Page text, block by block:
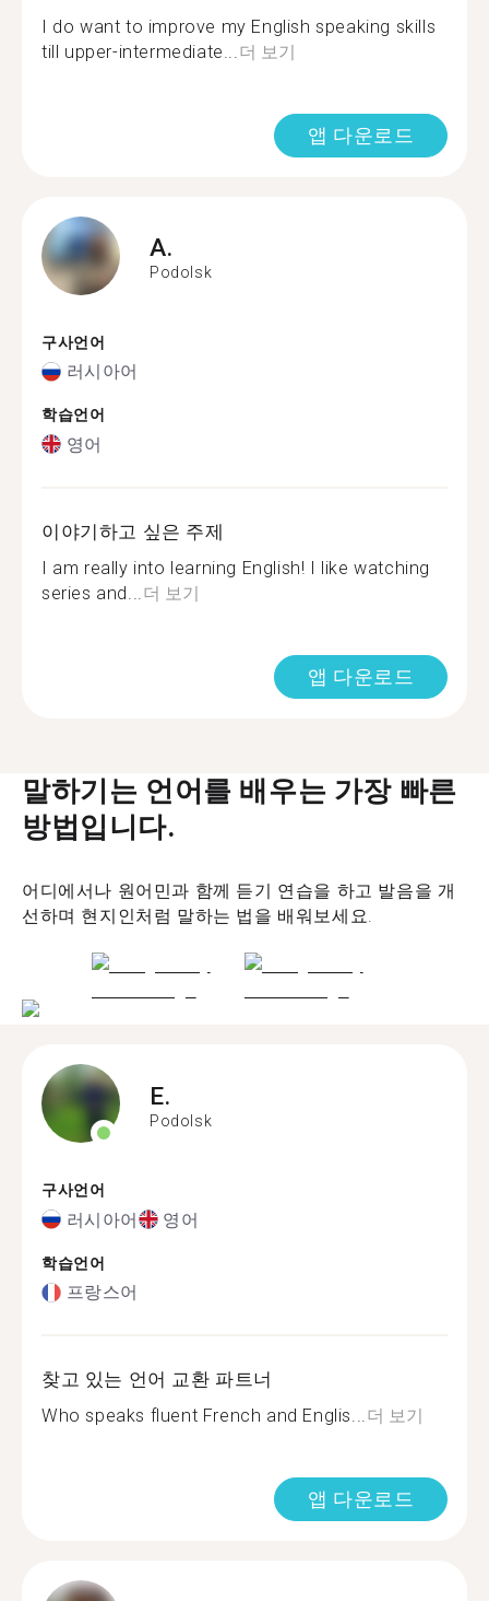
I do want to improve my English speaking skills
till upper-intermediate... 더 보기
앱 다운로드
A.
Podolsk
구사언어
러시아어
학습언어
영어
이야기하고 싶은 주제
I am really into learning English! I like watching
series and... 더 보기
앱 다운로드
말하기는 언어를 배우는 가장 빠른
방법입니다.
어디에서나 원어민과 함께 듣기 연습을 하고 발음을 개
선하며 현지인처럼 말하는 법을 배워보세요.
E.
Podolsk
구사언어
러시아어 영어
학습언어
프랑스어
찾고 있는 언어 교환 파트너
Who speaks fluent French and Englis...더 보기
앱 다운로드